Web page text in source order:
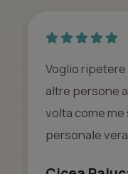
Voglio
altre persone
volta come
personale